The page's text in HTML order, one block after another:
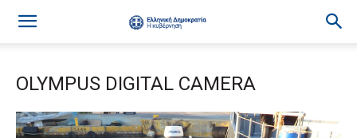
OLYMPUS DIGITAL CAMERA